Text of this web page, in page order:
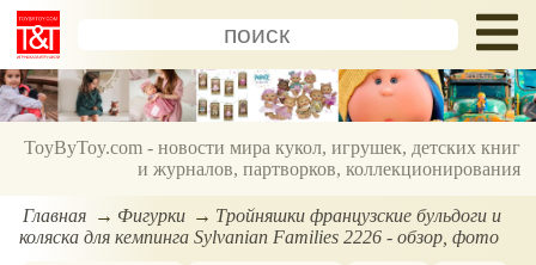
ToyByToy.com - новости мира кукол, игрушек, детских книг
и журналов, партворков, коллекционирования
Главная Фигурки
Тройняшки французские бульдоги и
коляска для кемпинга Sylvanian Families 2226 - обзор, фото